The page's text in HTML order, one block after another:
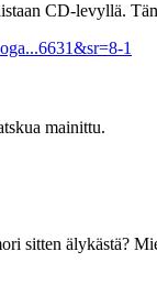
CD-levyllä.
1
mainittu.
sitten älykästä?